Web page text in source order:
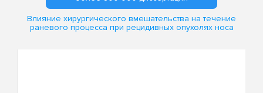
Влияние хирургического вмешательства на течение
раневого процесса при рецидивных опухолях носа